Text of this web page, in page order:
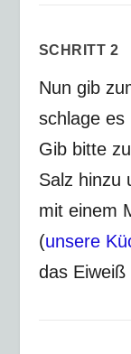
SCHRITT 2
Nun gib
schlage es
Gib bitte
Salz hinzu
mit einem
(unsere
das Eiweiß